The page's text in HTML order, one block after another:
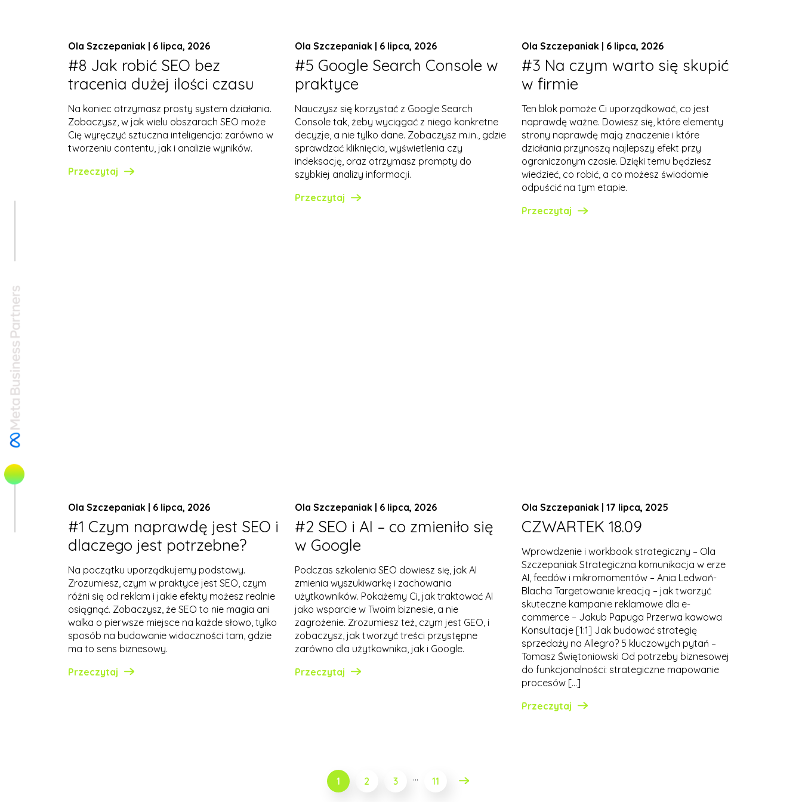
Ola Szczepaniak | 6 lipca, 2026
#8 Jak robić SEO bez
tracenia dużej ilości czasu
Na koniec otrzymasz prosty system działania.
Zobaczysz, w jak wielu obszarach SEO może
Cię wyręczyć sztuczna inteligencja: zarówno w
tworzeniu contentu, jak i analizie wyników.
Przeczytaj
Ola Szczepaniak | 6 lipca, 2026
#5 Google Search Console w
praktyce
Nauczysz się korzystać z Google Search
Console tak, żeby wyciągać z niego konkretne
decyzje, a nie tylko dane. Zobaczysz m.in., gdzie
sprawdzać kliknięcia, wyświetlenia czy
indeksację, oraz otrzymasz prompty do
szybkiej analizy informacji.
Przeczytaj
Ola Szczepaniak | 6 lipca, 2026
#3 Na czym warto się skupić
w firmie
Ten blok pomoże Ci uporządkować, co jest
naprawdę ważne. Dowiesz się, które elementy
strony naprawdę mają znaczenie i które
działania przynoszą najlepszy efekt przy
ograniczonym czasie. Dzięki temu będziesz
wiedzieć, co robić, a co możesz świadomie
odpuścić na tym etapie.
Przeczytaj
Ola Szczepaniak | 6 lipca, 2026
#1 Czym naprawdę jest SEO i
dlaczego jest potrzebne?
Na początku uporządkujemy podstawy.
Zrozumiesz, czym w praktyce jest SEO, czym
różni się od reklam i jakie efekty możesz realnie
osiągnąć. Zobaczysz, że SEO to nie magia ani
walka o pierwsze miejsce na każde słowo, tylko
sposób na budowanie widoczności tam, gdzie
ma to sens biznesowy.
Przeczytaj
Ola Szczepaniak | 6 lipca, 2026
#2 SEO i AI – co zmieniło się
w Google
Podczas szkolenia SEO dowiesz się, jak AI
zmienia wyszukiwarkę i zachowania
użytkowników. Pokażemy Ci, jak traktować AI
jako wsparcie w Twoim biznesie, a nie
zagrożenie. Zrozumiesz też, czym jest GEO, i
zobaczysz, jak tworzyć treści przystępne
zarówno dla użytkownika, jak i Google.
Przeczytaj
Ola Szczepaniak | 17 lipca, 2025
CZWARTEK 18.09
Wprowdzenie i workbook strategiczny – Ola
Szczepaniak Strategiczna komunikacja w erze
AI, feedów i mikromomentów – Ania Ledwoń-
Blacha Targetowanie kreacją – jak tworzyć
skuteczne kampanie reklamowe dla e-
commerce – Jakub Papuga Przerwa kawowa
Konsultacje [1:1] Jak budować strategię
sprzedaży na Allegro? 5 kluczowych pytań –
Tomasz Świętoniowski Od potrzeby biznesowej
do funkcjonalności: strategiczne mapowanie
procesów […]
Przeczytaj
Stronicowanie
1 2 3 … 11